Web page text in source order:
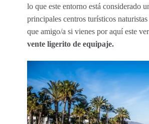
lo que este entorno está considerado
principales centros turísticos
que amigo/a si vienes por aquí este
vente ligerito de equipaje.